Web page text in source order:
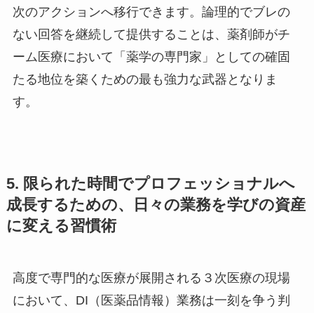
次のアクションへ移行できます。論理的でブレの
ない回答を継続して提供することは、薬剤師がチ
ーム医療において「薬学の専門家」としての確固
たる地位を築くための最も強力な武器となりま
す。
5. 限られた時間でプロフェッショナルへ
成長するための、日々の業務を学びの資産
に変える習慣術
高度で専門的な医療が展開される３次医療の現場
において、DI（医薬品情報）業務は一刻を争う判